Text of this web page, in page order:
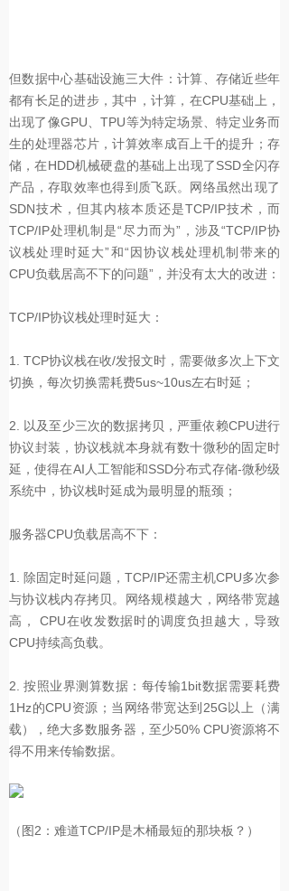
但数据中心基础设施三大件：计算、存储近些年
都有长足的进步，其中，计算，在CPU基础上，
出现了像GPU、TPU等为特定场景、特定业务而
生的处理器芯片，计算效率成百上千的提升；存
储，在HDD机械硬盘的基础上出现了SSD全闪存
产品，存取效率也得到质飞跃。网络虽然出现了
SDN技术，但其内核本质还是TCP/IP技术，而
TCP/IP处理机制是“尽力而为”，涉及“TCP/IP协
议栈处理时延大”和“因协议栈处理机制带来的
CPU负载居高不下的问题”，并没有太大的改进：
TCP/IP协议栈处理时延大：
1. TCP协议栈在收/发报文时，需要做多次上下文
切换，每次切换需耗费5us~10us左右时延；
2. 以及至少三次的数据拷贝，严重依赖CPU进行
协议封装，协议栈就本身就有数十微秒的固定时
延，使得在AI人工智能和SSD分布式存储-微秒级
系统中，协议栈时延成为最明显的瓶颈；
服务器CPU负载居高不下：
1. 除固定时延问题，TCP/IP还需主机CPU多次参
与协议栈内存拷贝。网络规模越大，网络带宽越
高， CPU在收发数据时的调度负担越大，导致
CPU持续高负载。
2. 按照业界测算数据：每传输1bit数据需要耗费
1Hz的CPU资源；当网络带宽达到25G以上（满
载），绝大多数服务器，至少50% CPU资源将不
得不用来传输数据。
（图2：难道TCP/IP是木桶最短的那块板？）